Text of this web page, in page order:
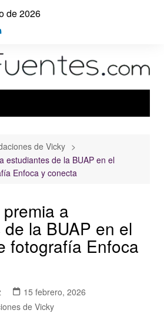
de 2026
de Vicky
estudiantes de la BUAP en el
Enfoca y conecta
a
la BUAP en el
fotografía Enfoca
15 febrero, 2026
de Vicky